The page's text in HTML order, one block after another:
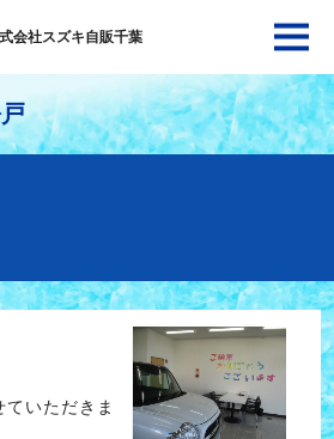
会社スズキ自販千葉
いただきま